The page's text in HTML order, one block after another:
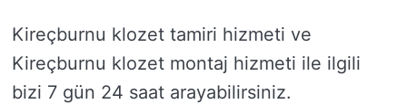
Kireçburnu klozet tamiri hizmeti ve
Kireçburnu klozet montaj hizmeti ile ilgili
bizi 7 gün 24 saat arayabilirsiniz.